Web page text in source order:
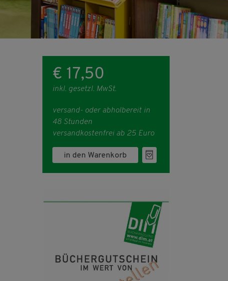
€ 17,50
inkl. gesetzl. MwSt.
versand- oder abholbereit in
48 Stunden
versandkostenfrei ab 25 Euro
in den Warenkorb